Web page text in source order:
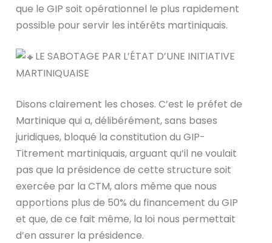
que le GIP soit opérationnel le plus rapidement
possible pour servir les intérêts martiniquais.
LE SABOTAGE PAR L’ÉTAT D’UNE INITIATIVE
MARTINIQUAISE
Disons clairement les choses. C’est le préfet de
Martinique qui a, délibérément, sans bases
juridiques, bloqué la constitution du GIP-
Titrement martiniquais, arguant qu’il ne voulait
pas que la présidence de cette structure soit
exercée par la CTM, alors même que nous
apportions plus de 50% du financement du GIP
et que, de ce fait même, la loi nous permettait
d’en assurer la présidence.